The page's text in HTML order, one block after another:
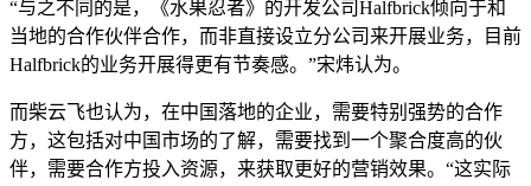
“与之不同的是，《水果忍者》的开发公司Halfbrick倾向于和
当地的合作伙伴合作，而非直接设立分公司来开展业务，目前
Halfbrick的业务开展得更有节奏感。”宋炜认为。
而柴云飞也认为，在中国落地的企业，需要特别强势的合作
方，这包括对中国市场的了解，需要找到一个聚合度高的伙
伴，需要合作方投入资源，来获取更好的营销效果。“这实际